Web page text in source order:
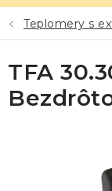
TLAK A ÚNIKY
ZÁZNAMNÍKY
Teplomery s
TFA